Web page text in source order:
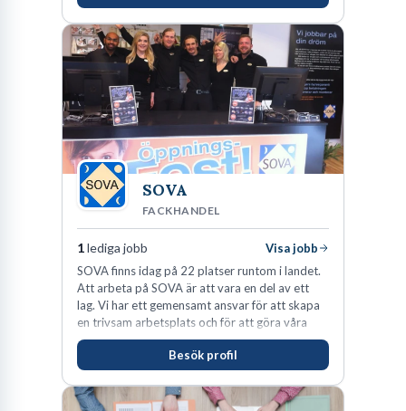
SOVA
FACKHANDEL
1lediga jobb
Visa jobb
SOVA finns idag på 22 platser runtom i landet.
Att arbeta på SOVA är att vara en del av ett
lag. Vi har ett gemensamt ansvar för att skapa
en trivsam arbetsplats och för att göra våra
kunder nöjda. Som medarbetare hos oss
förväntas du visa engagemang, öppenhet,
ansvar och respekt.
Besök profil